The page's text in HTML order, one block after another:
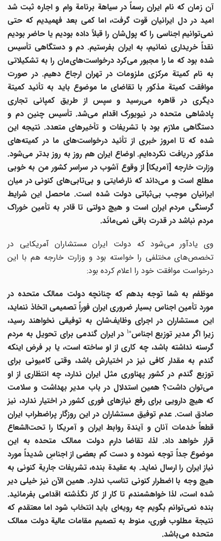
آن زمان که نام ایران رسماً در سیاهة برنامة وام و اجاره ثبت شد
امید در دل ایرانیان قوت گرفت، اما کمی بعد فهمیدیم که حتی
نمیتوانیم اجناسی را که پولشان را قبلاً داده بودیم یا حاضر بودیم
نقداً خریداری نمائیم، به ایران بفرستیم. دم و دستگاهی تأسیس
شده بود که ما را مجبور میکرد درخواستهایمان را به تشکیلاتی
به نام کمیتة مرکزی ملزومات در تهران ارجاع دهیم. در صورت
موافقت کمیتة مذکور با تقاضای ما موضوع باید به تأئید کمیتة
دیگری در قاهره میرسید و سپس از طریق کمپانی تجاری
پادشاهی متحده در نیویورک اقدام میشد. تأسیس چنین دم و
دستگاهی ملازم بود با تشریفات و تأخیرهای متعدد. نتیجه این
شده که تا امروز خبری از تأئید درخواستهای ما در کمیتههای
مذکور دریافت نکردهایم. اوضاع ایران هم روز به روز بدتر میشود.
وزارت خارجه [آمریکا] از وقوع آشوب در سراسر کشور من به خوبی
مطلع است و میداند که نارضایتی و بیتابیهای کنونی در میان
ایرانیان موجب بیثباتی دولت شده است. ماحصل این شرایط
گرسنگی مردم ایران است و هیچ دولتی تا قادر به تأمین خوراک
مردم نباشد در قدرت باقی نمیمانَد.
وی یادآور می‌شود که دولت ایران مستشاران آمریکایی در
تخصص‌های مختلفی را خواسته بود و وزارت خارجه هم با این
درخواست موافقت خود را اعلام کرده بود:
موظفم به شما توجه بدهم که چنانچه دولت ممالک متحده در
مورد تأمین اجناس بسیار ضروری ایران فوراً تصمیمی اتخاذ ننماید،
این مستشاران در اجرای وظایفشان به توفیقی نخواهند رسید،
زیرا اگر مدیر توزیع اجناس10 در ایران گندمی برای تحویل به مردم
گرسنه نداشته باشد، چه کاری از او ساخته است، یا بر فرض اینکه
گندم به مقدار کافی نیز در اختیارش باشد، وقتی کامیونی برای
توزیع گندم در کشور پهناوری مثل ایران ندارد، چه انتظاری از او
میتوان داشت؟ همین استدلال در باب مدیر بهداشت و سلامت
که هیچ دارویی برای رفع نیازهای فوری کشور در اختیار ندارد، نیز
صادق است. عدم توفیق مستشاران در این روزگار پراضطراب ایران
قطعاً خدمات آنان و آیندة روابط ایران و آمریکا را تحتالشعاع
قرار خواهد داد. لذا، تقاضا دارم دولت ممالک متحده به این
موضوع جداً توجه نموده و دست کم بعضی از اجناسِ شدیداً مورد
نیاز ایران را ارسال نماید. به عقیدة بنده، تشریفات جاریة کنونی به
هیچ وجه با اضطرار کنونی تناسب ندارد. همین الآن نیز خیلی دیر
شده است، لذا خواهشمندم تا کار از کار نگذشته اقدامی بفرمائید.
بنده نمیتوانم بگویم چه رویهای باید انتخاب شود اما معتقدم که
نتیجة مطلوب فوری، منوط به تصمیم مقامات عالیة دولت ممالک
متحده میباشد.